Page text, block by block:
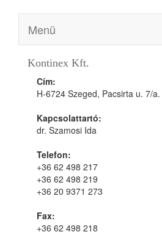
Menü
Kontinex Kft.
Cím:
H-6724 Szeged, Pacsirta u. 7/a.
Kapcsolattartó:
dr. Szamosi Ida
Telefon:
+36 62 498 217
+36 62 498 219
+36 20 9371 273
Fax:
+36 62 498 218